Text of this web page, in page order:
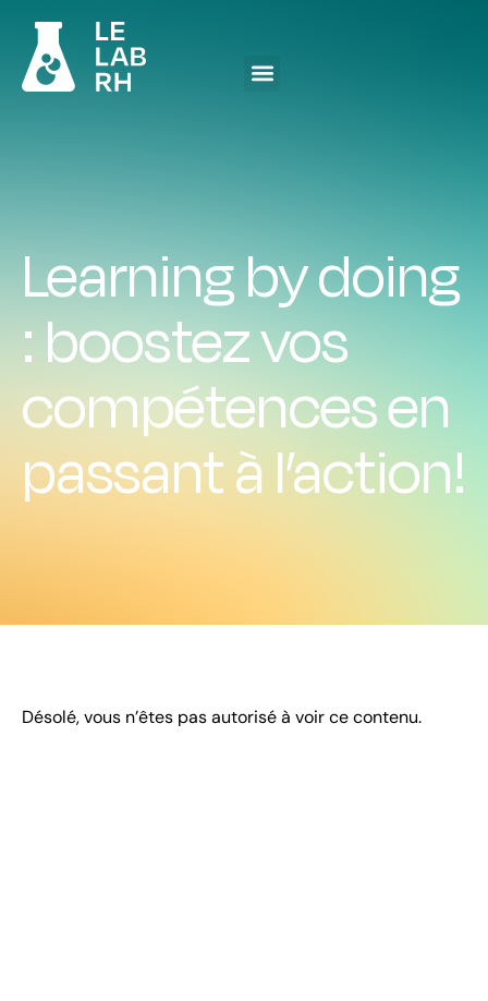
Learning by doing
: boostez vos
compétences en
passant à l’action!
Désolé, vous n’êtes pas autorisé à voir ce contenu.